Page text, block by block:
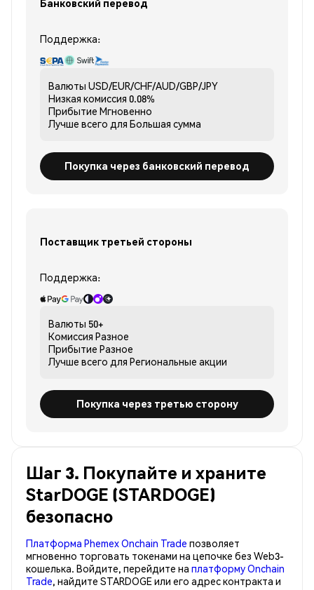
Банковский перевод
Поддержка:
Валюты USD/EUR/CHF/AUD/GBP/JPY
Низкая комиссия 0.08%
Прибытие Мгновенно
Лучше всего для Большая сумма
Покупка через банковский перевод
Поставщик третьей стороны
Поддержка:
Валюты 50+
Комиссия Разное
Прибытие Разное
Лучше всего для Региональные акции
Покупка через третью сторону
Шаг 3. Покупайте и храните
StarDOGE (STARDOGE)
безопасно
Платформа Phemex Onchain Trade позволяет
мгновенно торговать токенами на цепочке без Web3-
кошелька. Войдите, перейдите на платформу Onchain
Trade, найдите STARDOGE или его адрес контракта и